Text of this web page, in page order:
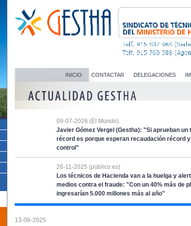
INICIO CONTACTAR DELEGACIONES
09-07-2026 (El Mundo)
Javier Gómez Vergel (Gestha): "Si aprueban un
récord es porque esperan recaudación récord
control"
26-11-2025 (público.es)
Los técnicos de Hacienda van a la huelga y
medios contra el fraude: "Con un 40% más de
ingresarían 5.000 millones más al año"
13-08-2025